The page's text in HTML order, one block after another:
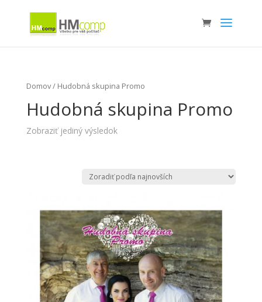
Domov/ Hudobná skupina Promo
Hudobná skupina Promo
Zobraziť jediný výsledok